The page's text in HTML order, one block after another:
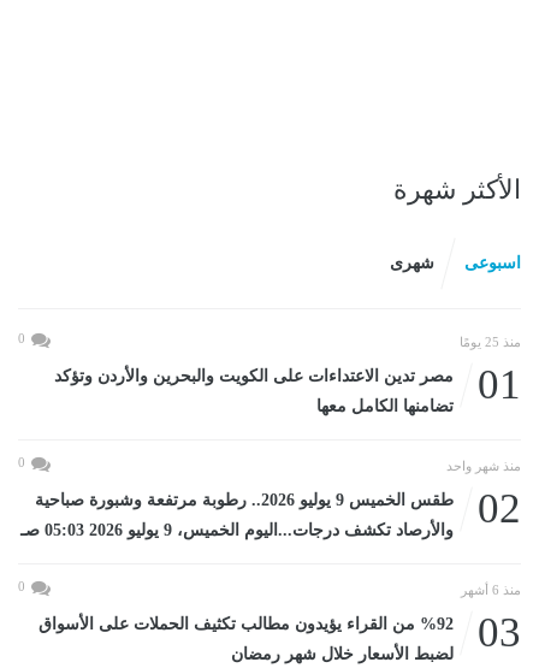
الأكثر شهرة
اسبوعى شهرى
منذ 25 يومًا 0
01
مصر تدين الاعتداءات على الكويت والبحرين والأردن وتؤكد
تضامنها الكامل معها
منذ شهر واحد 0
02
طقس الخميس 9 يوليو 2026.. رطوبة مرتفعة وشبورة صباحية
والأرصاد تكشف درجات...اليوم الخميس، 9 يوليو 2026 05:03 صـ
منذ 6 أشهر 0
03
%92 من القراء يؤيدون مطالب تكثيف الحملات على الأسواق
لضبط الأسعار خلال شهر رمضان